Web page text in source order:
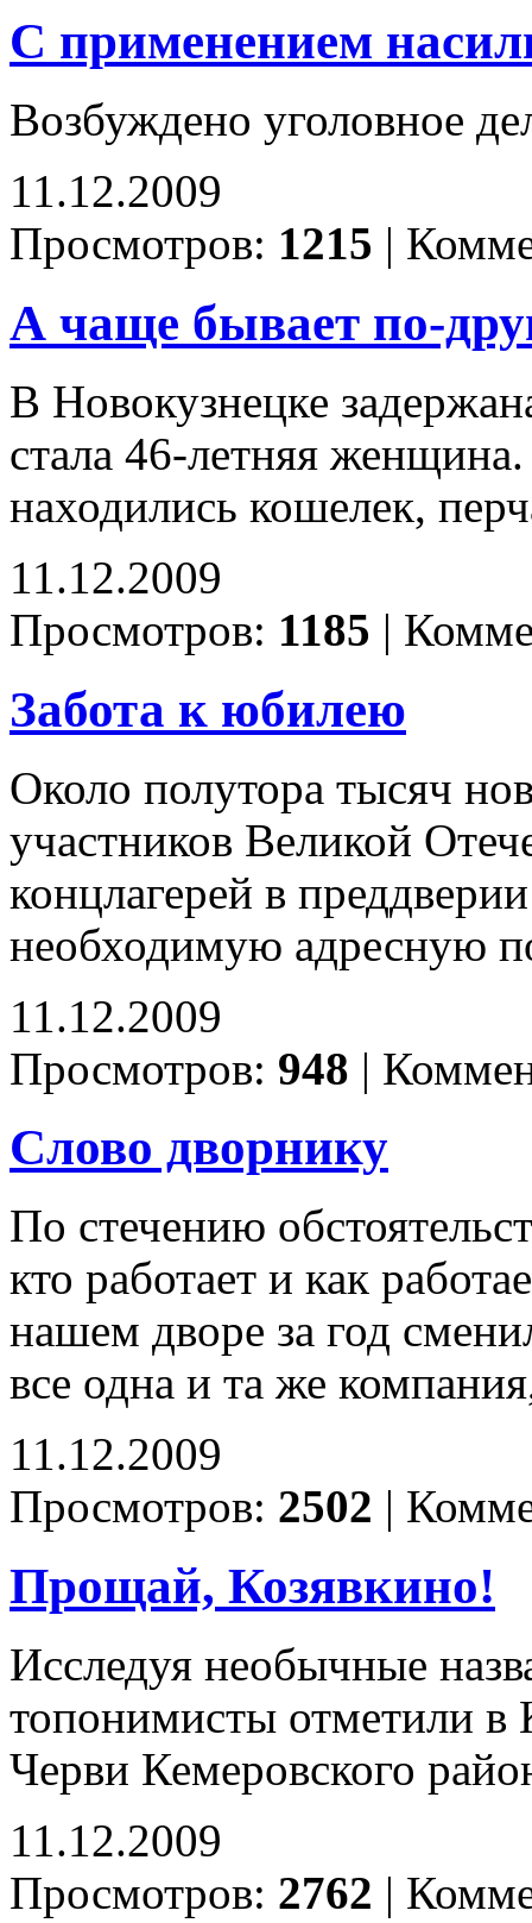
С применением
Возбуждено уголовное
11.12.2009
Просмотров: 1215 |
А чаще бывает по-
В Новокузнецке
стала 46-летняя
находились кошелек,
11.12.2009
Просмотров: 1185 |
Забота к юбилею
Около полутора тысяч
участников Великой
концлагерей в
необходимую адресную
11.12.2009
Просмотров: 948 |
Слово дворнику
По стечению
кто работает и как
нашем дворе за год
все одна и та же
11.12.2009
Просмотров: 2502 |
Прощай, Козявкино!
Исследуя необычные
топонимисты отметили в
Черви Кемеровского
11.12.2009
Просмотров: 2762 |